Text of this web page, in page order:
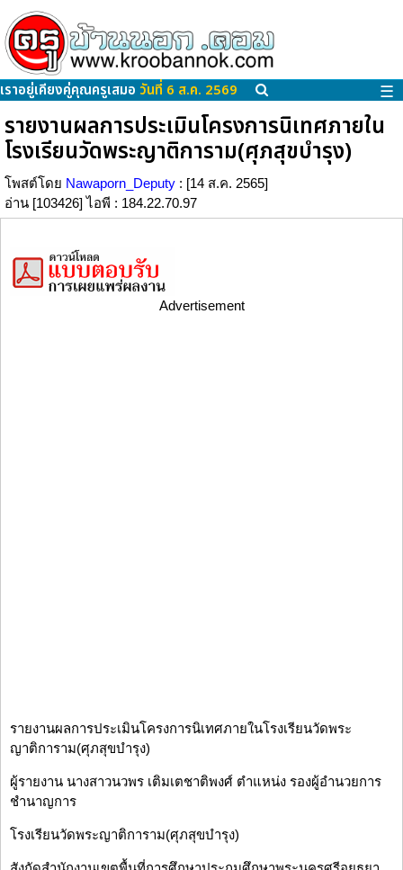
เราอยู่เคียงคู่คุณครูเสมอ วันที่ 6 ส.ค. 2569 ☰
รายงานผลการประเมินโครงการนิเทศภายใน
โรงเรียนวัดพระญาติการาม(ศุภสุขบำรุง)
โพสต์โดย Nawaporn_Deputy : [14 ส.ค. 2565]
อ่าน [103426] ไอพี : 184.22.70.97
Advertisement
รายงานผลการประเมินโครงการนิเทศภายในโรงเรียนวัดพระ
ญาติการาม(ศุภสุขบำรุง)
ผู้รายงาน นางสาวนวพร เติมเตชาติพงศ์ ตำแหน่ง รองผู้อำนวยการ
ชำนาญการ
โรงเรียนวัดพระญาติการาม(ศุภสุขบำรุง)